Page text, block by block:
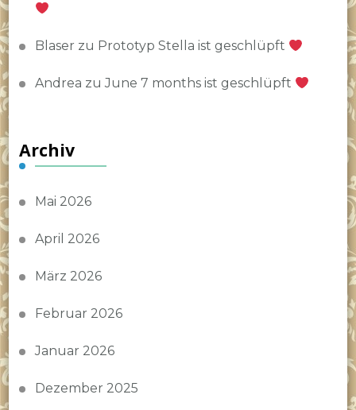
Blaser zu Prototyp Stella ist geschlüpft
Andrea zuJune 7 months ist geschlüpft
Archiv
Mai 2026
April 2026
März 2026
Februar 2026
Januar 2026
Dezember 2025